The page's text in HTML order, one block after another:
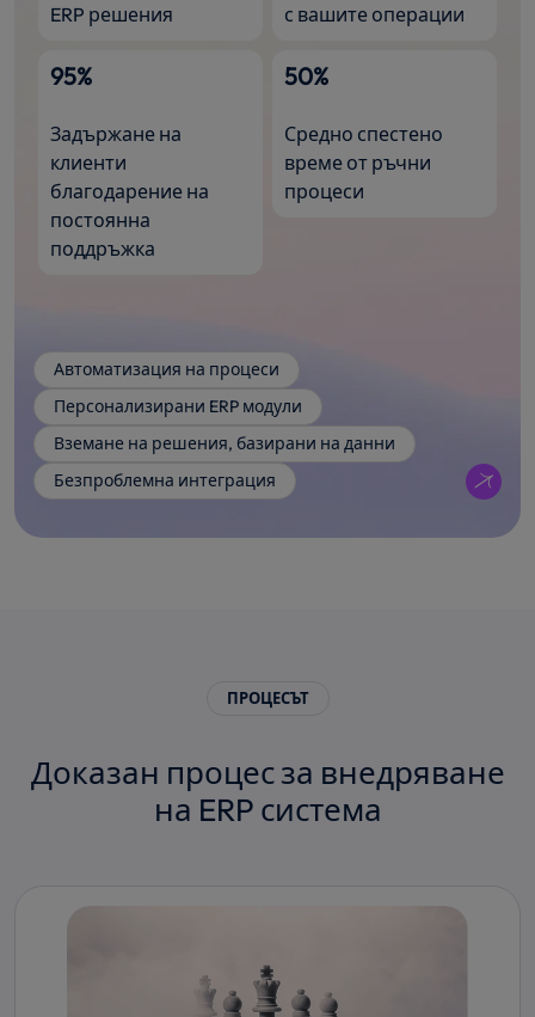
ERP решения
с вашите операции
95%
Задържане на
клиенти
благодарение на
постоянна
поддръжка
50%
Средно спестено
време от ръчни
процеси
Автоматизация на процеси
Персонализирани ERP модули
Вземане на решения, базирани на данни
Безпроблемна интеграция
ПРОЦЕСЪТ
Доказан процес за внедряване
на ERP система